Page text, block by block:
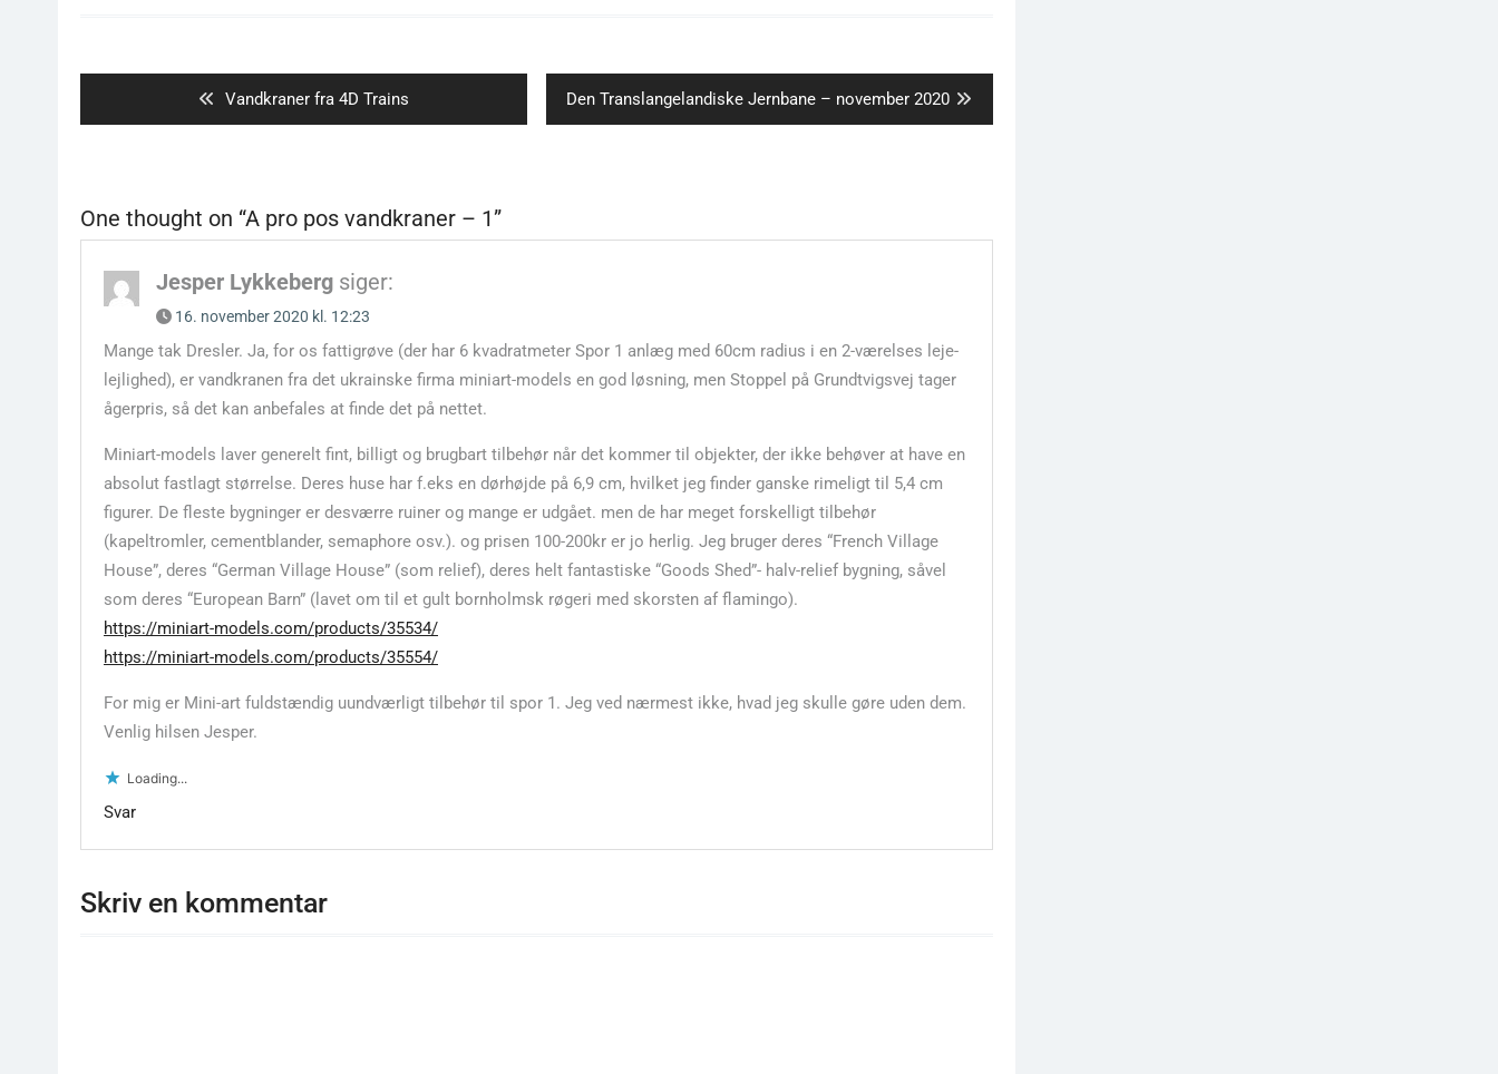
Previous
post:
Vandkraner fra 4D Trains
Next
post:
Den Translangelandiske Jernbane – november 2020
One thought on “A pro pos vandkraner – 1”
Jesper Lykkeberg siger:
16. november 2020 kl. 12:23
Mange tak Dresler. Ja, for os fattigrøve (der har 6 kvadratmeter Spor 1 anlæg med 60cm radius i en 2-værelses leje-
lejlighed), er vandkranen fra det ukrainske firma miniart-models en god løsning, men Stoppel på Grundtvigsvej tager
ågerpris, så det kan anbefales at finde det på nettet.
Miniart-models laver generelt fint, billigt og brugbart tilbehør når det kommer til objekter, der ikke behøver at have en
absolut fastlagt størrelse. Deres huse har f.eks en dørhøjde på 6,9 cm, hvilket jeg finder ganske rimeligt til 5,4 cm
figurer. De fleste bygninger er desværre ruiner og mange er udgået. men de har meget forskelligt tilbehør
(kapeltromler, cementblander, semaphore osv.). og prisen 100-200kr er jo herlig. Jeg bruger deres “French Village
House”, deres “German Village House” (som relief), deres helt fantastiske “Goods Shed”- halv-relief bygning, såvel
som deres “European Barn” (lavet om til et gult bornholmsk røgeri med skorsten af flamingo).
https://miniart-models.com/products/35534/
https://miniart-models.com/products/35554/
For mig er Mini-art fuldstændig uundværligt tilbehør til spor 1. Jeg ved nærmest ikke, hvad jeg skulle gøre uden dem.
Venlig hilsen Jesper.
Loading...
Svar
Skriv en kommentar